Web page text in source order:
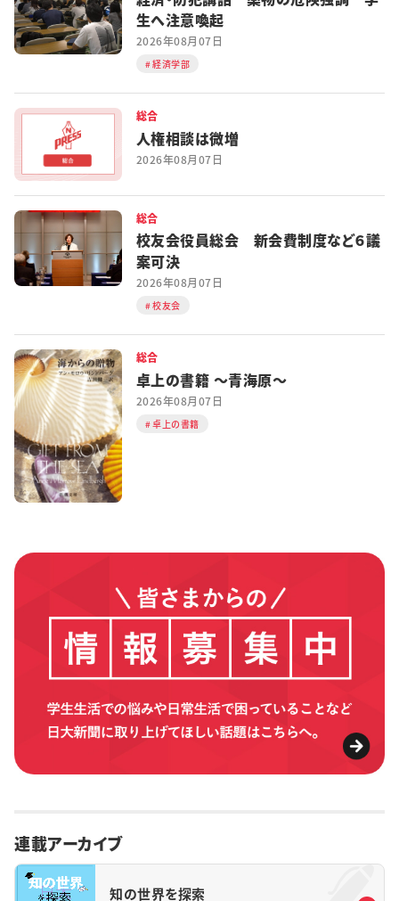
生へ注意喚起
2026年08月07日
経済学部
総合
人権相談は微増
2026年08月07日
総合
校友会役員総会 新会費制度など６議
案可決
2026年08月07日
校友会
総合
卓上の書籍 ～青海原～
2026年08月07日
卓上の書籍
連載アーカイブ
知の世界を探索